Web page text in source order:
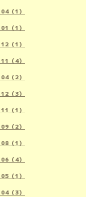
（1）
（1）
（1）
（4）
（2）
（3）
（1）
（2）
（1）
（4）
（1）
（3）